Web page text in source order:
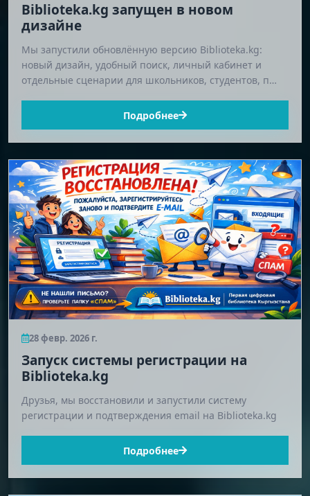
Biblioteka.kg запущен в новом
дизайне
Мы запустили обновлённую версию Biblioteka.kg:
новый дизайн, удобный поиск, личный кабинет и
отдельные сценарии для школьников, студентов, п…
Подробнее
28 февр. 2026 г.
Запуск системы регистрации на
Biblioteka.kg
Друзья, мы восстановили и запустили систему
регистрации и подтверждения email на Biblioteka.kg
Подробнее